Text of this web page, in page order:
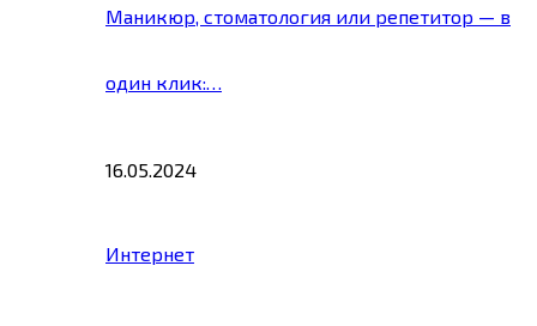
Маникюр, стоматология или репетитор — в
один клик:…
16.05.2024
Интернет